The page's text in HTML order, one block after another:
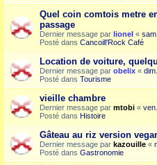
Quel coin comtois metre
passage
Dernier message par lionel «
Posté dans Cancoill'Rock Café
Location de voiture,
Dernier message par obelix «
Posté dans Tourisme
vieille chambre
Dernier message par mtobi «
Posté dans Histoire
Gâteau au riz version
Dernier message par kazouille «
Posté dans Gastronomie